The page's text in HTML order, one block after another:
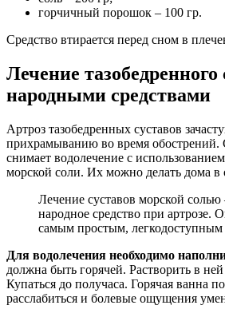
горчичный порошок – 100 гр.
Средство втирается перед сном в
Лечение тазобедренного
народными средствами
Артроз тазобедренных суставов
прихрамыванию во время
снимает водолечение с
морской соли. Их можно делать дома в
Лечение суставов морской
народное средство при артрозе.
самым простым, легкодоступным
Для водолечения необходимо
должна быть горячей. Растворить в
Купаться до получаса. Горячая ванна
расслабиться и болевые ощущения